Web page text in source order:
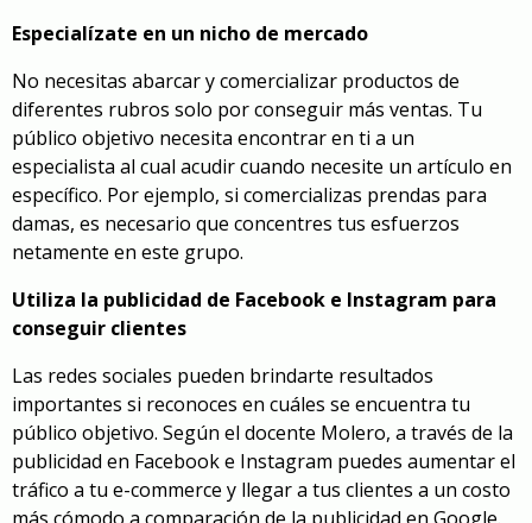
Especialízate en un nicho de mercado
No necesitas abarcar y comercializar productos de
diferentes rubros solo por conseguir más ventas. Tu
público objetivo necesita encontrar en ti a un
especialista al cual acudir cuando necesite un artículo en
específico. Por ejemplo, si comercializas prendas para
damas, es necesario que concentres tus esfuerzos
netamente en este grupo.
Utiliza la publicidad de Facebook e Instagram para
conseguir clientes
Las redes sociales pueden brindarte resultados
importantes si reconoces en cuáles se encuentra tu
público objetivo. Según el docente Molero, a través de la
publicidad en Facebook e Instagram puedes aumentar el
tráfico a tu e-commerce y llegar a tus clientes a un costo